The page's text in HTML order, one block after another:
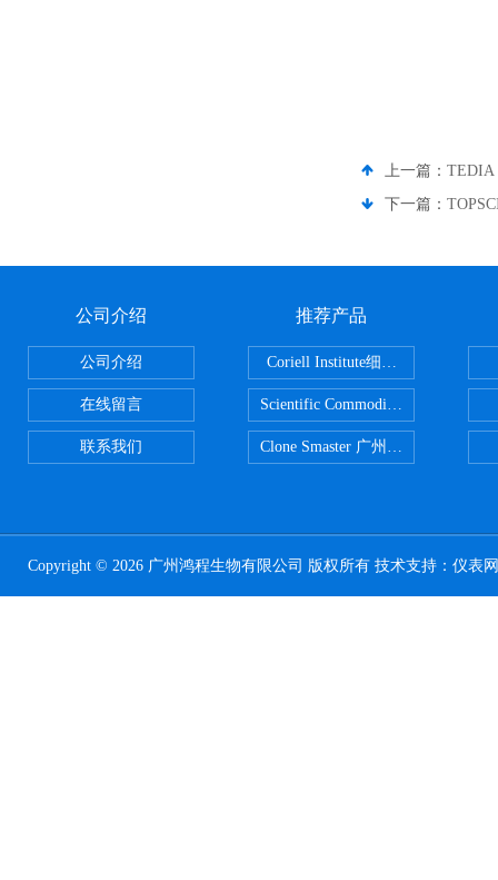
上一篇： TEDIA
下一篇：
公司介绍
公司介绍
在线留言
联系我们
推荐产品
Scientific CommoditiesPE管 广州
Clone Smaster 广州鸿程代理
Copyright © 2026 广州鸿程生物有限公司 版权所有 技术支持： 仪表网